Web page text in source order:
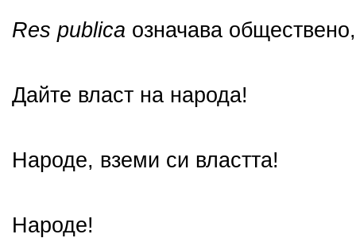
Res publica означава
Дайте власт на народа!
Народе, вземи си властта!
Народе!